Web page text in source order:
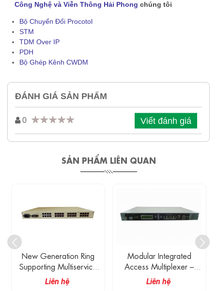
Công Nghệ và Viễn Thông Hải Phong chúng tôi
Bộ Chuyển Đổi Procotol
STM
TDM Over IP
PDH
Bộ Ghép Kênh CWDM
ĐÁNH GIÁ SẢN PHẨM
0 Viết đánh giá
SẢN PHẨM LIÊN QUAN
Modular Integrated
Access Multiplexer –
SNMP/LCD/Web
Managed
Liên hệ
8 – 16 E1s And Gigabit
Ethernet To Optical Fiber
Multiplexer – Ring, Chain,
Point-To-Point And Point-
Liên hệ